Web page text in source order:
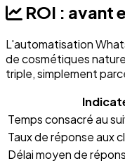
ROI : avant
L'automatisation
de cosmétiques
triple, simplement
Temps consacré au
Taux de réponse aux
Délai moyen de